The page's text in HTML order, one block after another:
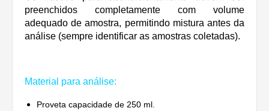
preenchidos completamente com volume
adequado de amostra, permitindo mistura antes da
análise (sempre identificar as amostras coletadas).
Material para análise:
Proveta capacidade de 250 ml.